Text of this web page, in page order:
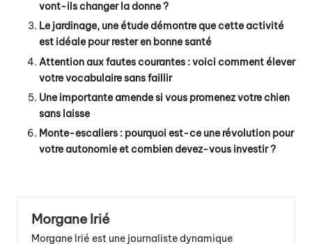
vont-ils changer la donne ?
Le jardinage, une étude démontre que cette activité
est idéale pour rester en bonne santé
Attention aux fautes courantes : voici comment élever
votre vocabulaire sans faillir
Une importante amende si vous promenez votre chien
sans laisse
Monte-escaliers : pourquoi est-ce une révolution pour
votre autonomie et combien devez-vous investir ?
Morgane Irié
Morgane Irié est une journaliste dynamique